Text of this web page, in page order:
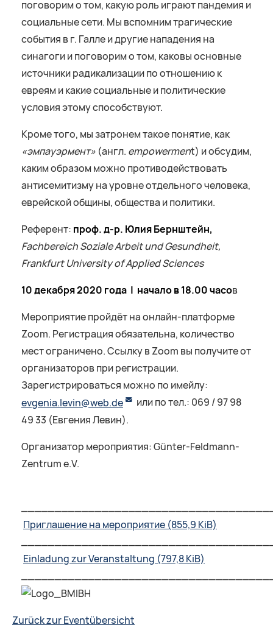
поговорим о том, какую роль играют пандемия и
социальные сети. Мы вспомним трагические
события в г. Галле и другие нападения на
синагоги и поговорим о том, каковы основные
источники радикализации по отношению к
евреям и какие социальные и политические
условия этому способствуют.
Кроме того, мы затронем такое понятие, как
«эмпауэрмент» (англ. empowerment) и обсудим,
каким образом можно противодействовать
антисемитизму на уровне отдельного человека,
еврейской общины, общества и политики.
Референт: проф.д-р. ЮлияБернштейн,
Fachbereich Soziale Arbeit und Gesundheit,
Frankfurt University of Applied Sciences
10 декабря 2020 года | начало в 18.00 часов
Мероприятие пройдёт на онлайн-платформе
Zoom. Регистрация обязательна, количество
мест ограничено. Ссылку в Zoom вы получите от
организаторов при регистрации.
Зарегистрироваться можно по имейлу:
evgenia.levin@web.de
или по тел.: 069 / 97 98
49 33 (Евгения Левин).
Организатор мероприятия: Günter-Feldmann-
Zentrum e.V.
Приглашение на мероприятие (855,9 KiB)
Einladung zur Veranstaltung (797,8 KiB)
Zurück zur Eventübersicht